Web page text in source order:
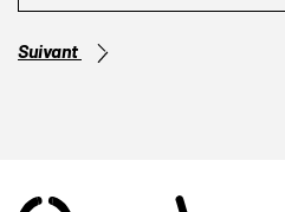
Suivant